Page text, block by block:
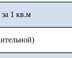
за 1 кв.м